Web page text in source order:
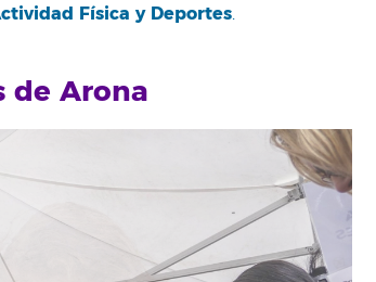
Física y Deportes.
de Arona